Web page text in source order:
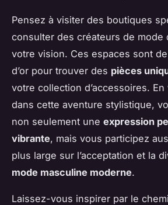
Pensez à visiter des boutiques
consulter des créateurs de mode
votre vision. Ces espaces sont
d’or pour trouver des pièces
votre collection d’accessoires.
dans cette aventure stylistique,
non seulement une expression
vibrante, mais vous participez
plus large sur l’acceptation et la
mode masculine moderne.
Laissez-vous inspirer par le